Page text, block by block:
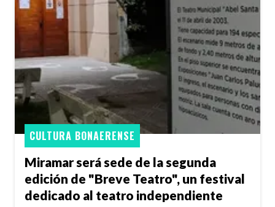
Miramar será sede de la segunda
edición de "Breve Teatro", un festival
dedicado al teatro independiente
CULTURA BONAERENSE